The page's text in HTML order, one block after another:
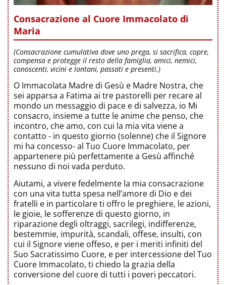
Consacrazione al Cuore Immacolato di
Maria
(Consacrazione cumulativa dove uno prega, si sacrifica, copre,
compensa e protegge il resto della famiglia, amici, nemici,
conoscenti, vicini e lontani, passati e presenti.)
O Immacolata Madre di Gesù e Madre Nostra, che
sei apparsa a Fatima ai tre pastorelli per recare al
mondo un messaggio di pace e di salvezza, io Mi
consacro, insieme a tutte le anime che penso, che
incontro, che amo, con cui la mia vita viene a
contatto - in questo giorno (solenne) che il Signore
mi ha concesso- al Tuo Cuore Immacolato, per
appartenere più perfettamente a Gesù affinché
nessuno di noi vada perduto.
Aiutami, a vivere fedelmente la mia consacrazione
con una vita tutta spesa nell’amore di Dio e dei
fratelli e in particolare ti offro le preghiere, le azioni,
le gioie, le sofferenze di questo giorno, in
riparazione degli oltraggi, sacrilegi, indifferenze,
bestemmie, impurità, scandali, offese, insulti, con
cui il Signore viene offeso, e per i meriti infiniti del
Suo Sacratissimo Cuore, e per intercessione del Tuo
Cuore Immacolato, ti chiedo la grazia della
conversione del cuore di tutti i poveri peccatori.